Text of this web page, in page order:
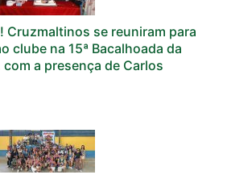
Cruzmaltinos se reuniram para
clube na 15ª Bacalhoada da
com a presença de Carlos